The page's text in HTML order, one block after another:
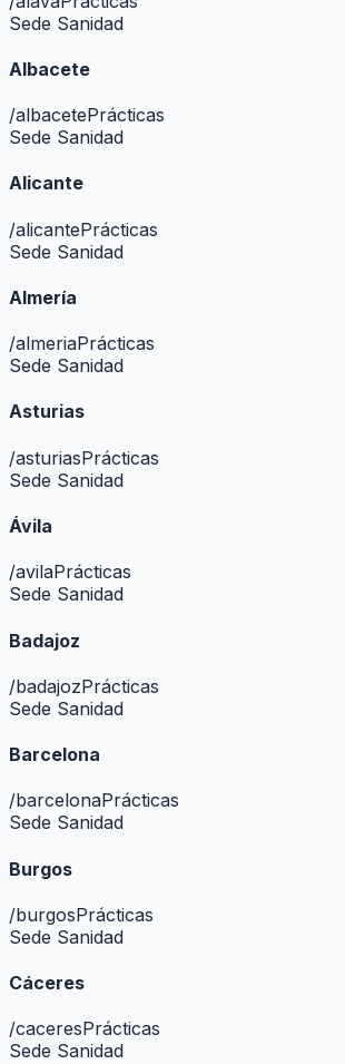
Sede Sanidad
Albacete
/albacetePrácticas
Sede Sanidad
Alicante
/alicantePrácticas
Sede Sanidad
Almería
/almeriaPrácticas
Sede Sanidad
Asturias
/asturiasPrácticas
Sede Sanidad
Ávila
/avilaPrácticas
Sede Sanidad
Badajoz
/badajozPrácticas
Sede Sanidad
Barcelona
/barcelonaPrácticas
Sede Sanidad
Burgos
/burgosPrácticas
Sede Sanidad
Cáceres
/caceresPrácticas
Sede Sanidad